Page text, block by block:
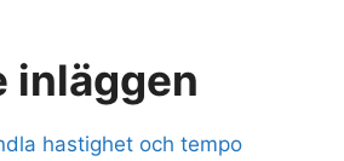
inläggen
hastighet och tempo